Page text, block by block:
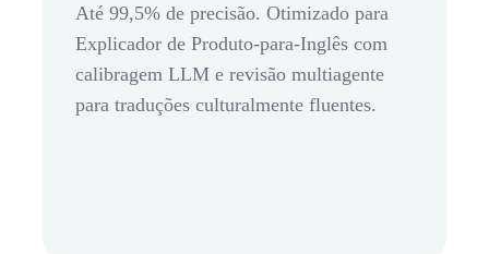
Até 99,5% de precisão. Otimizado para
Explicador de Produto-para-Inglês com
calibragem LLM e revisão multiagente
para traduções culturalmente fluentes.